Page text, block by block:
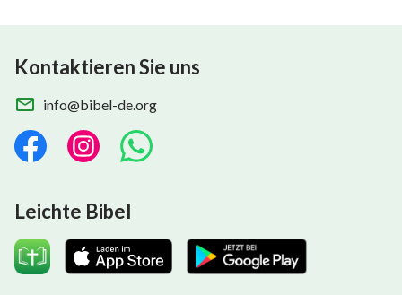
Kontaktieren Sie uns
info@bibel-de.org
Leichte Bibel